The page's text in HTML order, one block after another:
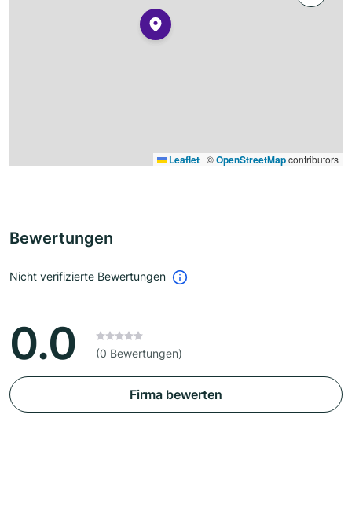
Leaflet | ©OpenStreetMapcontributors
Bewertungen
Nicht verifizierte Bewertungen
0.0 (0 Bewertungen)
Firma bewerten